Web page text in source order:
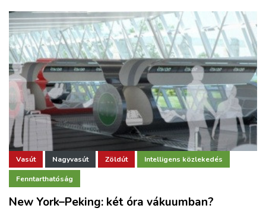
Vasút Nagyvasút Zöldút Intelligens közlekedés
Fenntarthatóság
New York–Peking: két óra vákuumban?